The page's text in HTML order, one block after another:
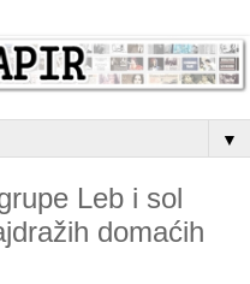
▼
Leb i sol
domaćih